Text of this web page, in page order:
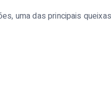
uma das principais